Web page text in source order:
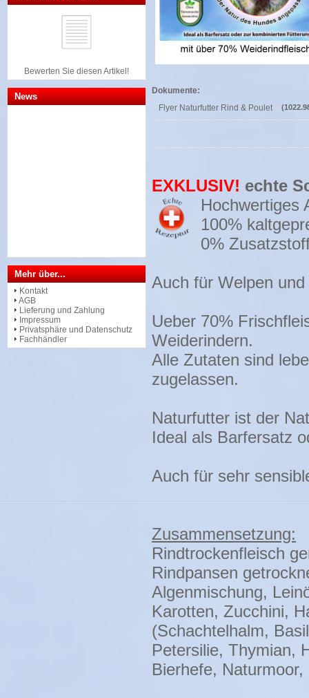
Dokumente:
Flyer Naturfutter Rind & Poulet
EXKLUSIV! echte
Hochwertiges
100%
0%
Auch für Welpen
Ueber 70%
Weiderindern.
Alle Zutaten sind
zugelassen.
Naturfutter ist der
Ideal als Barfersatz
Auch für sehr
Zusammensetzung:
Rindtrockenfleisch
Rindpansen
Algenmischung,
Karotten, Zucchini,
(Schachtelhalm,
Petersilie, Thymian,
Bierhefe,
Bewerten Sie diesen Artikel!
News
Mehr über...
Kontakt
AGB
Lieferung und Zahlung
Impressum
Privatsphäre und Datenschutz
Fachhändler